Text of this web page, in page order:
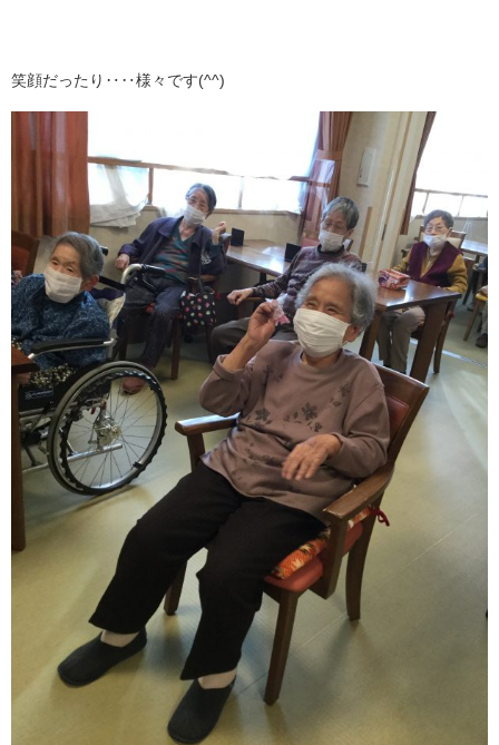
笑顔だったり‥‥様々です(^^)